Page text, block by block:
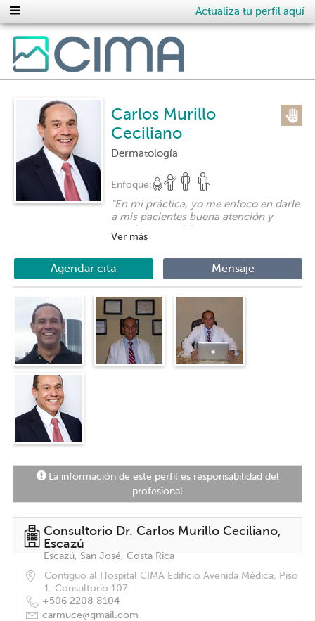
Actualiza tu perfil aquí
Carlos Murillo
Ceciliano
Dermatología
Enfoque:
"En mi práctica, yo me enfoco en darle
a mis pacientes buena atención y
excelente servicio.
más importante.
cosmética y estética.
Aceptamos pólizas Pan-American Life
(PALIG) y MediSmart"
Ver más
Agendar cita Mensaje
La información de este perfil es responsabilidad del
profesional
Consultorio Dr. Carlos Murillo Ceciliano,
Escazú
Escazú, San José, Costa Rica
Contiguo al Hospital CIMA Edificio Avenida Médica. Piso
1. Consultorio 107.
+506 2208 8104
carmuce@gmail.com